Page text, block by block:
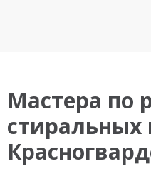
Мастера по